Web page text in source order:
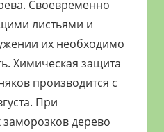
Своевременно
листьями и
их необходимо
Химическая защита
производится с
При
дерево